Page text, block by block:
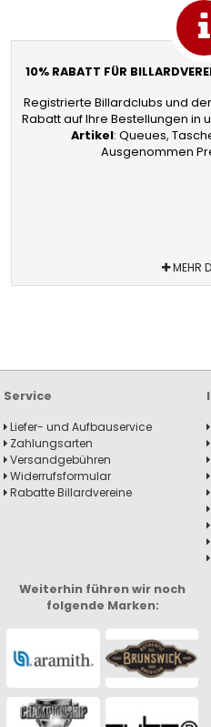
10% RABATT FÜR
Registrierte Billardclubs und
Rabatt auf Ihre Bestellungen in
Artikel: Queues,
Ausgenommen
MEHR
Service
Liefer- und Aufbauservice
Zahlungsarten
Versandgebühren
Widerrufsformular
Rabatte Billardvereine
Weiterhin führen wir noch
folgende Marken: